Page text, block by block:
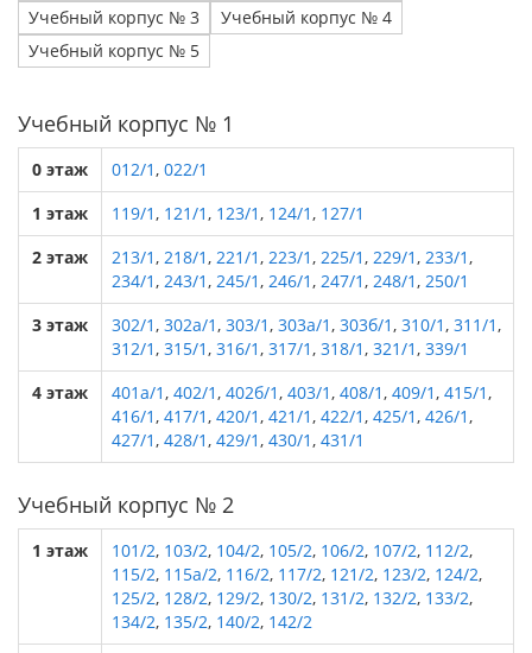
Учебный корпус № 3
Учебный корпус № 4
Учебный корпус № 5
Учебный корпус № 1
0 этаж 012/1, 022/1
1 этаж
119/1, 121/1, 123/1, 124/1, 127/1
2 этаж
213/1, 218/1, 221/1, 223/1, 225/1, 229/1, 233/1,
234/1, 243/1, 245/1, 246/1, 247/1, 248/1, 250/1
3 этаж
302/1, 302а/1, 303/1, 303а/1, 303б/1, 310/1, 311/1,
312/1, 315/1, 316/1, 317/1, 318/1, 321/1, 339/1
4 этаж
401а/1, 402/1, 402б/1, 403/1, 408/1, 409/1, 415/1,
416/1, 417/1, 420/1, 421/1, 422/1, 425/1, 426/1,
427/1, 428/1, 429/1, 430/1, 431/1
Учебный корпус № 2
1 этаж 101/2, 103/2, 104/2, 105/2, 106/2, 107/2, 112/2,
115/2, 115а/2, 116/2, 117/2, 121/2, 123/2, 124/2,
125/2, 128/2, 129/2, 130/2, 131/2, 132/2, 133/2,
134/2, 135/2, 140/2, 142/2